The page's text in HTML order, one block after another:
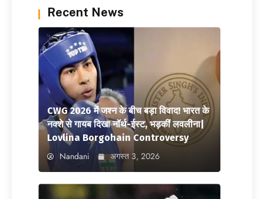
Recent News
CWG 2026 में जश्न के बीच बड़ा विवाद! भारत के
नक्शे से गायब दिखा नॉर्थ-ईस्ट, भड़कीं लवलीना|
Lovlina Borgohain Controversy
Nandani अगस्त 3, 2026